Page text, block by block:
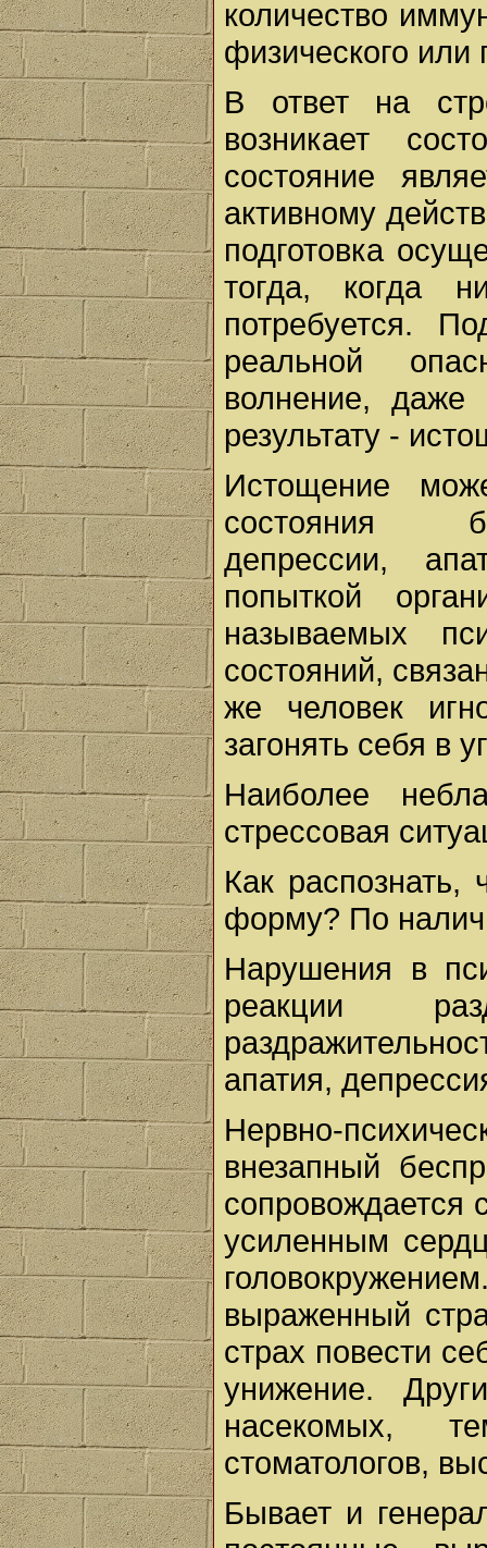
количество
физического или
В ответ на
возникает
состояние
активному
подготовка
тогда, когда
потребуется.
реальной
волнение, даже
результату -
Истощение
состояния
депрессии,
попыткой
называемых
состояний,
же человек
загонять себя в
Наиболее
стрессовая
Как распознать,
форму? По
Нарушения в
реакции
апатия,
Нервно-
внезапный
сопровождается
усиленным
выраженный
страх повести
унижение.
насекомых,
стоматологов,
Бывает и